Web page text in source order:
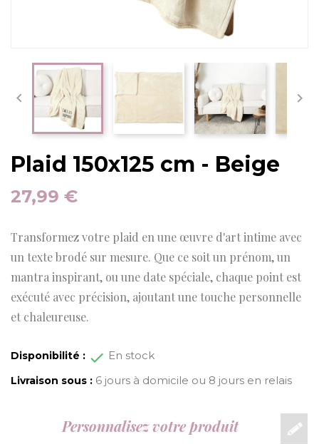
 
Plaid 150x125 cm - Beige
27,99 €
Transformez votre plaid en une œuvre d'art intime avec
un texte brodé sur mesure. Que ce soit un prénom, un
mantra inspirant, ou une date spéciale, chaque point est
exécuté avec précision, ajoutant une touche personnelle
et chaleureuse.
Disponibilité : En stock
Livraison sous : 6 jours à domicile ou 8 jours en relais
Personnalisez votre produit